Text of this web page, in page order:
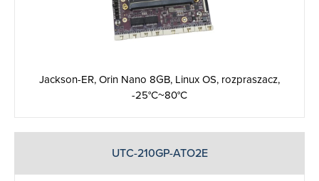
Jackson-ER, Orin Nano 8GB, Linux OS, rozpraszacz,
-25°C~80°C
UTC-210GP-ATO2E